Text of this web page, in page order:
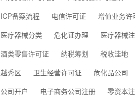
ICP备案流程
电信许可证 增值业务许
医疗器械分类
危化证办理 医疗器械
酒类零售许可证
纳税筹划 税收洼地
越秀区
卫生经营许可证 危化品公司
公司开户
电子商务公司注册 零资本